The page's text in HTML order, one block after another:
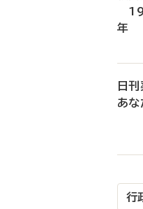
年
日
あな
行